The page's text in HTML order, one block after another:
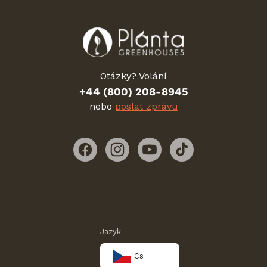
Otázky? Volání
+44 (800) 208-8945
nebo poslat zprávu
FacebookInstagramYouTubeTikTok
Jazyk
Cs